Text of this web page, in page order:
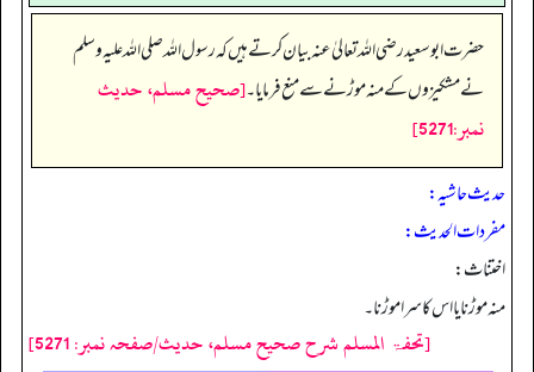
حضرت ابوسعید رضی اللہ تعالیٰ عنہ بیان کرتے ہیں کہ رسول اللہ صلی اللہ علیہ وسلم
نے مشکیزوں کے منہ موڑنے سے منع فرمایا۔[صحيح مسلم، حديث
نمبر:5271]
حدیث حاشیہ:
مفردات الحدیث:
اختناث:
منہ موڑنا یا اس کا سرا موڑنا۔
[تحفۃ المسلم شرح صحیح مسلم، حدیث/صفحہ نمبر: 5271]